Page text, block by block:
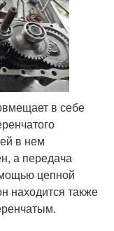
в себе
в нем
а передача
цепной
находится также